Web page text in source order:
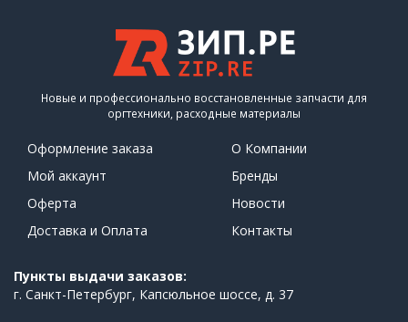
Новые и профессионально восстановленные запчасти для
оргтехники, расходные материалы
Оформление заказа
Мой аккаунт
Оферта
Доставка и Оплата
О Компании
Бренды
Новости
Контакты
Пункты выдачи заказов:
г. Санкт-Петербург, Капсюльное шоссе, д. 37